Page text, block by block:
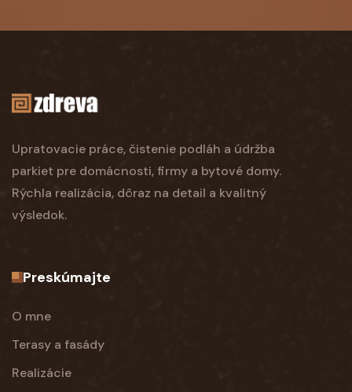
Upratovacie práce, čistenie podláh a údržba
parkiet pre domácnosti, firmy a bytové domy.
Rýchla realizácia, dôraz na detail a kvalitný
výsledok.
Preskúmajte
O mne
Terasy a fasády
Realizácie